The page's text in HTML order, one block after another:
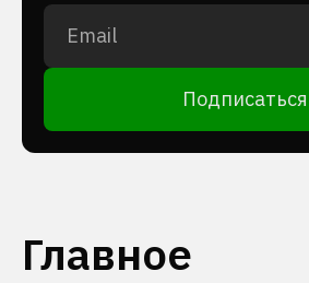
Подписаться
Главное